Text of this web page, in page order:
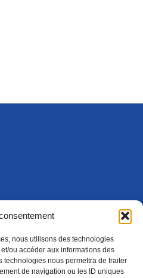
nous utilisons des technologies
ou accéder aux informations des
technologies nous permettra de traiter
de navigation ou les ID uniques
Cedex 15